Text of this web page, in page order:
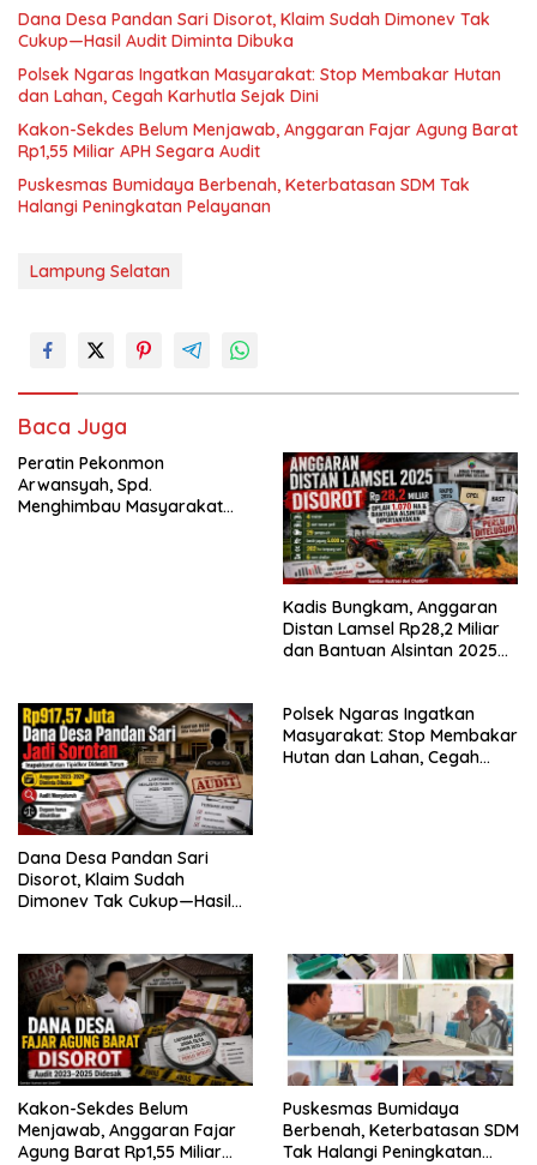
Dana Desa Pandan Sari Disorot, Klaim Sudah Dimonev Tak
Cukup—Hasil Audit Diminta Dibuka
Polsek Ngaras Ingatkan Masyarakat: Stop Membakar Hutan
dan Lahan, Cegah Karhutla Sejak Dini
Kakon-Sekdes Belum Menjawab, Anggaran Fajar Agung Barat
Rp1,55 Miliar APH Segara Audit
‎Puskesmas Bumidaya Berbenah, Keterbatasan SDM Tak
Halangi Peningkatan Pelayanan
Lampung Selatan
Baca Juga
Peratin Pekonmon
Arwansyah, Spd.
Menghimbau Masyarakat
Kadis Bungkam, Anggaran
Distan Lamsel Rp28,2 Miliar
dan Bantuan Alsintan 2025
Dana Desa Pandan Sari
Disorot, Klaim Sudah
Dimonev Tak Cukup—Hasil
Polsek Ngaras Ingatkan
Masyarakat: Stop Membakar
Hutan dan Lahan, Cegah
Kakon-Sekdes Belum
Menjawab, Anggaran Fajar
Agung Barat Rp1,55 Miliar
‎Puskesmas Bumidaya
Berbenah, Keterbatasan SDM
Tak Halangi Peningkatan